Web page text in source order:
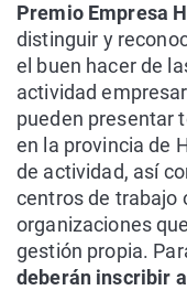
Premio Empresa
distinguir y
el buen hacer de
actividad
pueden presentar
en la provincia de
de actividad, así
centros de trabajo
organizaciones
gestión propia.
deberán inscribir